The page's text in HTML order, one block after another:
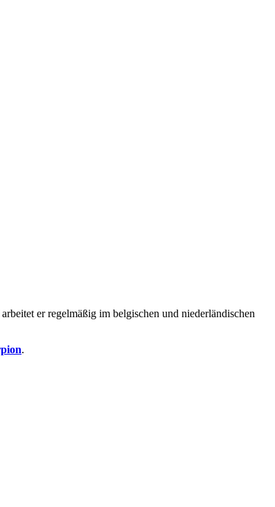
er regelmäßig im belgischen und niederländischen
.